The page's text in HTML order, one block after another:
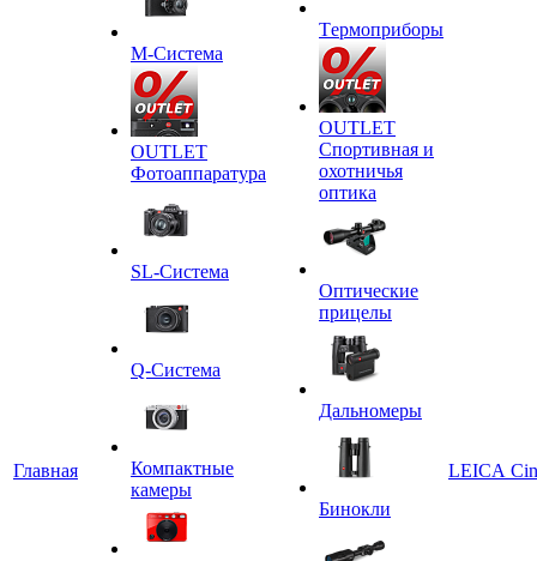
Главная
M-Система
OUTLET
Фотоаппаратура
SL-Система
Q-Cистема
Компактные
камеры
Tермоприборы
OUTLET
Спортивная и
охотничья
оптика
Оптические
прицелы
Дальномеры
Бинокли
LEICA